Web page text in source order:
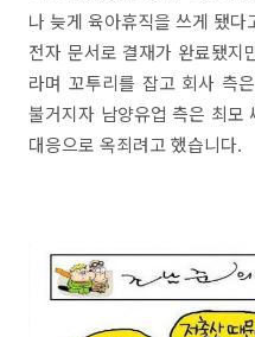
나 늦게 육아휴직을 쓰게 됐
전자 문서로 결재가 완료됐지
라며 꼬투리를 잡고 회사 측
불거지자 남양유업 측은 최모
대응으로 옥죄려고 했습니다.